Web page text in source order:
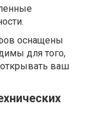
оснащены
для того,
ваш